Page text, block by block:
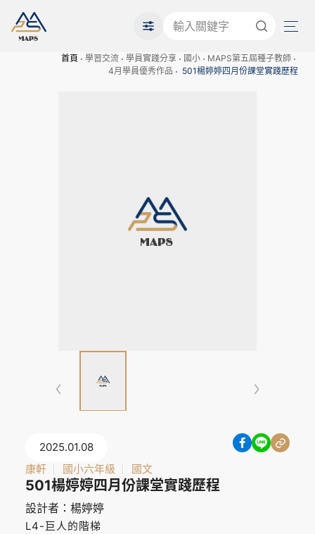
首頁 學習交流 學員實踐分享 國小
MAPS第五屆種子教師
4月學員優秀作品
501楊婷婷四月份課堂實踐歷程
2025.01.08
康軒
國小六年級 國文
501楊婷婷四月份課堂實踐歷程
設計者：楊婷婷
L4-巨人的階梯